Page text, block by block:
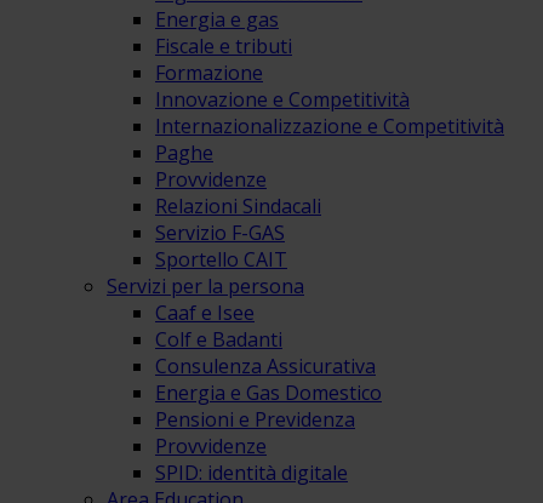
Energia e gas
Fiscale e tributi
Formazione
Innovazione e Competitività
Internazionalizzazione e Competitività
Paghe
Provvidenze
Relazioni Sindacali
Servizio F-GAS
Sportello CAIT
Servizi per la persona
Caaf e Isee
Colf e Badanti
Consulenza Assicurativa
Energia e Gas Domestico
Pensioni e Previdenza
Provvidenze
SPID: identità digitale